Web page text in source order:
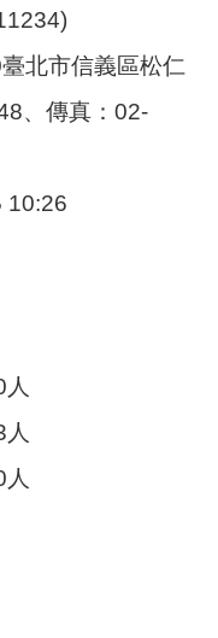
北市信義區松仁
、傳真：02-
10:26